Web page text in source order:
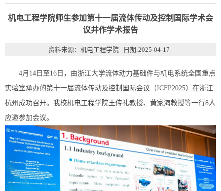
机电工程学院师生参加第十一届流体传动及控制国际学术会
议并作学术报告
资料来源：机电工程学院 日期:2025-04-17
4月14日至16日，由浙江大学流体动力基础件与机电系统全国重点
实验室承办的第十一届流体传动及控制国际会议（ICFP2025）在浙江
杭州成功召开。我校机电工程学院王传礼教授、黄家海教授等一行8人
应邀参加会议。